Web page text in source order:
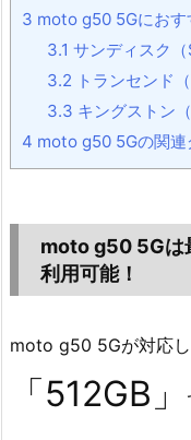
3 moto g50 5Gにおす
3.1 サンディスク（
3.2 トランセンド
3.3 キングストン
4 moto g50 5Gの関連
moto g50 5Gは
利用可能！
moto g50 5Gが対応
「512GB」